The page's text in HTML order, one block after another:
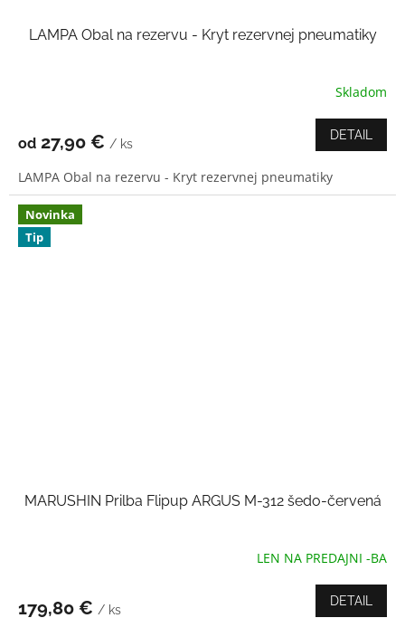
LAMPA Obal na rezervu - Kryt rezervnej pneumatiky
je
z
5
hviezdičiek.
Skladom
od 27,90 € / ks
DETAIL
LAMPA Obal na rezervu - Kryt rezervnej pneumatiky
Novinka
Tip
MARUSHIN Prilba Flipup ARGUS M-312 šedo-červená
je
LEN NA PREDAJNI -BA
179,80 € / ks
DETAIL